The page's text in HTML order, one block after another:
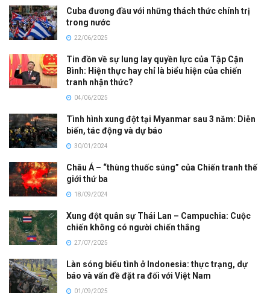
Cuba đương đầu với những thách thức chính trị
trong nước
22/06/2025
Tin đồn về sự lung lay quyền lực của Tập Cận
Bình: Hiện thực hay chỉ là biểu hiện của chiến
tranh nhận thức?
04/06/2025
Tình hình xung đột tại Myanmar sau 3 năm: Diễn
biến, tác động và dự báo
30/01/2024
Châu Á – “thùng thuốc súng” của Chiến tranh thế
giới thứ ba
18/09/2024
Xung đột quân sự Thái Lan – Campuchia: Cuộc
chiến không có người chiến thắng
27/07/2025
Làn sóng biểu tình ở Indonesia: thực trạng, dự
báo và vấn đề đặt ra đối với Việt Nam
01/09/2025